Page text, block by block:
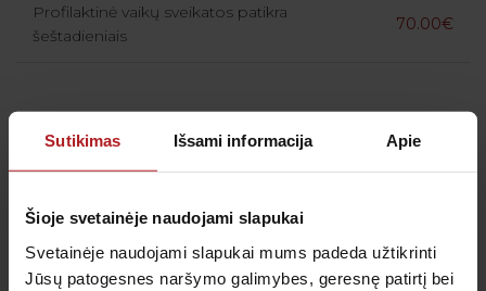
Sutikimas Išsami informacija Apie
Šioje svetainėje naudojami slapukai
Svetainėje naudojami slapukai mums padeda užtikrinti
Jūsų patogesnes naršymo galimybes, geresnę patirtį bei
Profilaktinė vaikų sveikatos patikra
šeštadieniais
70.00€
Kada metas skiepytis nuo gripo? Prenumeruokite
naujienlaiškį, kad svarbiausi priminimai į Jūsų pašto